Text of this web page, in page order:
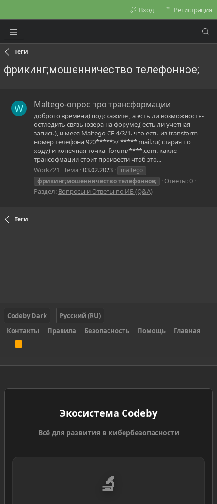
Вход Регистрация
Теги
фрикинг;мошенничество телефонное;
W Maltego-опрос про трансформации
доброго времени) подскажите , а есть ли возможность-
остледить связь юзера на форуме,( есть ли учетная
запись), и меея Maltego CE 4/3/1. что есть из transform-
номер телефона 920*****>/ ***** mail.ru( старая по
ходу) и конечная точка- forum/****.com. какие
трансофмации стоит произести чтоб это...
WorkZ21
Тема 03.02.2023
maltego
фрикинг;мошенничествотелефонное;
Ответы: 0
Раздел: Вопросы и Ответы по ИБ (Q&A)
Теги
Codeby Dark
Русский (RU)
Контакты
Правила Безопасность Помощь Главная
S
Экосистема Codeby
Всё для развития в кибербезопасности
🔬